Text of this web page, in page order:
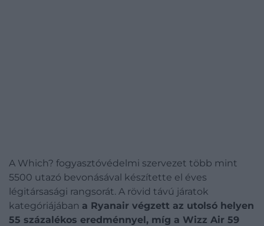
A Which? fogyasztóvédelmi szervezet több mint
5500 utazó bevonásával készítette el éves
légitársasági rangsorát. A rövid távú járatok
kategóriájában a Ryanair végzett az utolsó helyen
55 százalékos eredménnyel, míg a Wizz Air 59